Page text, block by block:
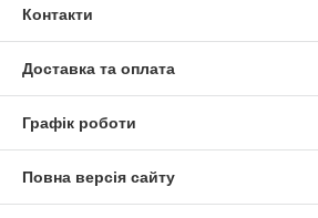
Контакти
Доставка та оплата
Графік роботи
Повна версія сайту